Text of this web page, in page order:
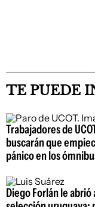
TE PUEDE
Trabajadores de
buscarán que
pánico en los
Diego Forlán le